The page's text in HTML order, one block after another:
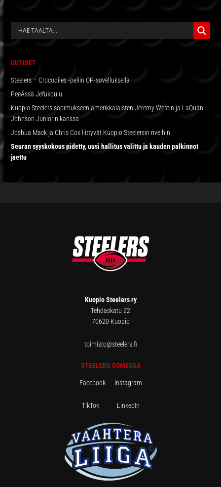
ENSISIJAINEN
SIVUPALKKI
UUTISET
Steelers – Crocodiles -peliin OP-sovelluksella
PeeÄssä Jefukoulu
Kuopio Steelers sopimukseen amerikkalaisten Jeremy Westin ja LaQuan
Johnson Juniorin kanssa
Joshua Mack ja Chris Cox liittyvät Kuopio Steelersin riveihin
Seuran syyskokous pidetty, uusi hallitus valittu ja kauden palkinnot
jaettu
Kuopio Steelers ry
Tehdaskatu 22
70620 Kuopio
toimisto@steelers.fi
STEELERS SOMESSA
Facebook Instagram
TikTok LinkedIn